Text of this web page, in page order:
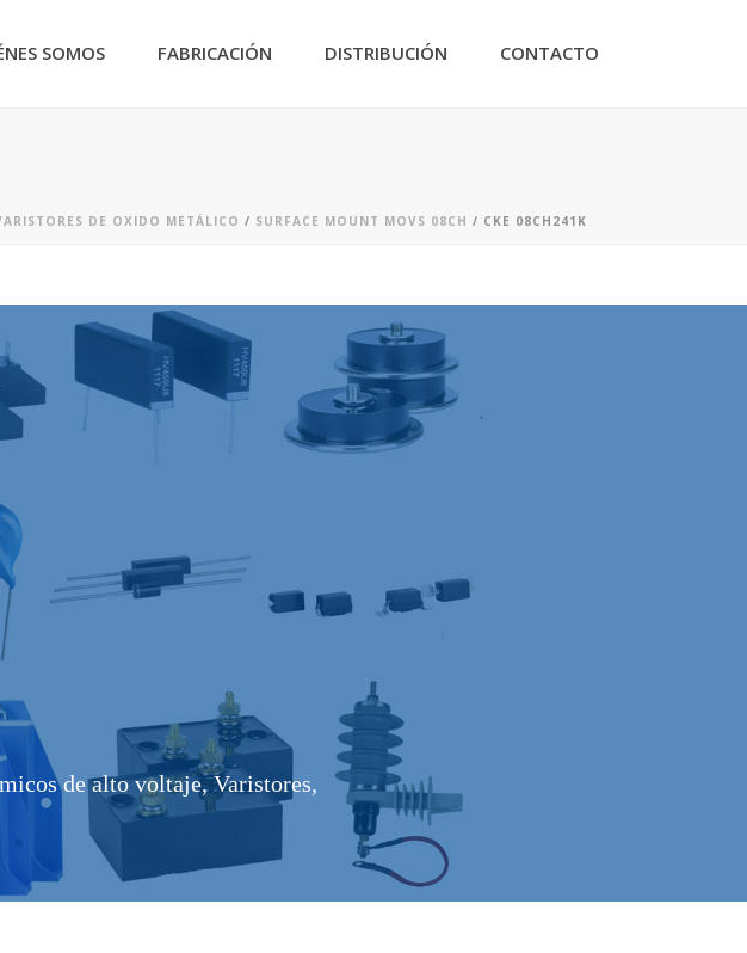
SOMOS FABRICACIÓN DISTRIBUCIÓN CONTACTO
DE OXIDO METÁLICO / SURFACE MOUNT MOVS 08CH / CKE 08CH241K
de alto voltaje, Varistores,